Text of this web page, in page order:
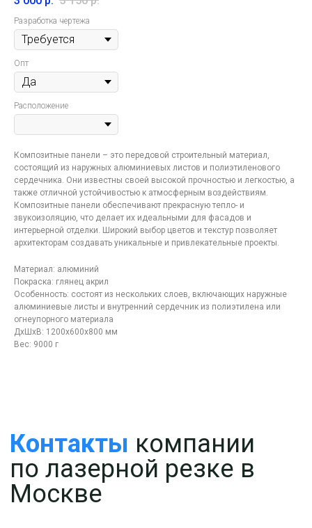
Разработка чертежа
Опт
Расположение
Композитные панели – это передовой строительный материал,
состоящий из наружных алюминиевых листов и полиэтиленового
сердечника. Они известны своей высокой прочностью и легкостью, а
также отличной устойчивостью к атмосферным воздействиям.
Композитные панели обеспечивают прекрасную тепло- и
звукоизоляцию, что делает их идеальными для фасадов и
интерьерной отделки. Широкий выбор цветов и текстур позволяет
архитекторам создавать уникальные и привлекательные проекты.
Материал: алюминий
Покраска: глянец акрил
Особенность: состоят из нескольких слоев, включающих наружные
алюминиевые листы и внутренний сердечник из полиэтилена или
огнеупорного материала
ДxШxВ: 1200x600x800 мм
Вес: 9000 г
Контакты компании
по лазерной резке в
Москве